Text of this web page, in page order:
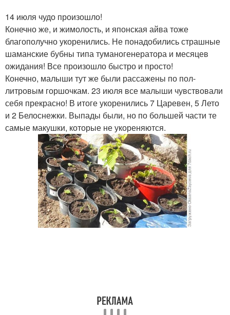
14 июля чудо произошло!
Конечно же, и жимолость, и японская айва тоже
благополучно укоренились. Не понадобились страшные
шаманские бубны типа туманогенератора и месяцев
ожидания! Все произошло быстро и просто!
Конечно, малыши тут же были рассажены по пол-
литровым горшочкам. 23 июля все малыши чувствовали
себя прекрасно! В итоге укоренились 7 Царевен, 5 Лето
и 2 Белоснежки. Выпады были, но по большей части те
самые макушки, которые не укореняются.